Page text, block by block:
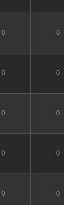
0 0
0 0
0 0
0 0
0 0